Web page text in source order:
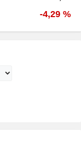
-4,29 %